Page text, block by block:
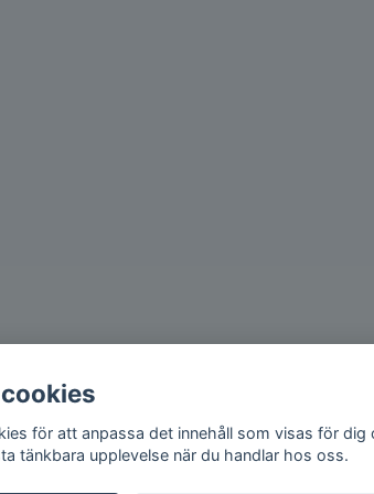
för att anpassa det innehåll som visas för dig
tänkbara upplevelse när du handlar hos oss.